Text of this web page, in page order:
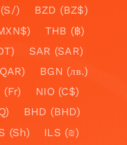
)
BZD (BZ$)
THB (฿)
SAR (SAR)
BGN (лв.)
(Fr)
NIO (C$)
BHD (BHD)
(Sh)
ILS (₪)